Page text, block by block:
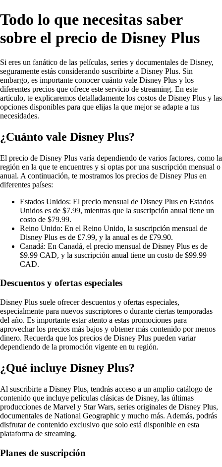
Todo lo que necesitas saber
sobre el precio de Disney Plus
Si eres un fanático de las películas, series y documentales de Disney,
seguramente estás considerando suscribirte a Disney Plus. Sin
embargo, es importante conocer cuánto vale Disney Plus y los
diferentes precios que ofrece este servicio de streaming. En este
artículo, te explicaremos detalladamente los costos de Disney Plus y las
opciones disponibles para que elijas la que mejor se adapte a tus
necesidades.
¿Cuánto vale Disney Plus?
El precio de Disney Plus varía dependiendo de varios factores, como la
región en la que te encuentres y si optas por una suscripción mensual o
anual. A continuación, te mostramos los precios de Disney Plus en
diferentes países:
Estados Unidos: El precio mensual de Disney Plus en Estados
Unidos es de $7.99, mientras que la suscripción anual tiene un
costo de $79.99.
Reino Unido: En el Reino Unido, la suscripción mensual de
Disney Plus es de £7.99, y la anual es de £79.90.
Canadá: En Canadá, el precio mensual de Disney Plus es de
$9.99 CAD, y la suscripción anual tiene un costo de $99.99
CAD.
Descuentos y ofertas especiales
Disney Plus suele ofrecer descuentos y ofertas especiales,
especialmente para nuevos suscriptores o durante ciertas temporadas
del año. Es importante estar atento a estas promociones para
aprovechar los precios más bajos y obtener más contenido por menos
dinero. Recuerda que los precios de Disney Plus pueden variar
dependiendo de la promoción vigente en tu región.
¿Qué incluye Disney Plus?
Al suscribirte a Disney Plus, tendrás acceso a un amplio catálogo de
contenido que incluye películas clásicas de Disney, las últimas
producciones de Marvel y Star Wars, series originales de Disney Plus,
documentales de National Geographic y mucho más. Además, podrás
disfrutar de contenido exclusivo que solo está disponible en esta
plataforma de streaming.
Planes de suscripción